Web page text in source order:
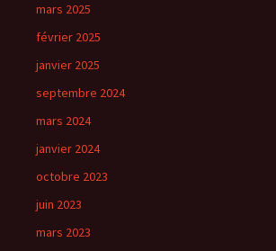
mars 2025
février 2025
janvier 2025
septembre 2024
mars 2024
janvier 2024
octobre 2023
juin 2023
mars 2023